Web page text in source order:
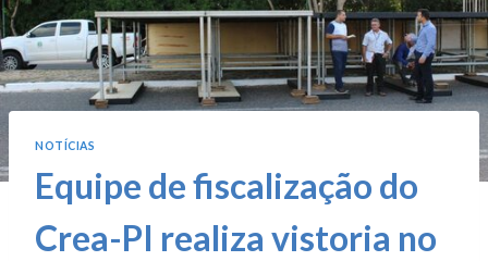
NOTÍCIAS
Equipe de fiscalização do
Crea-PI realiza vistoria no